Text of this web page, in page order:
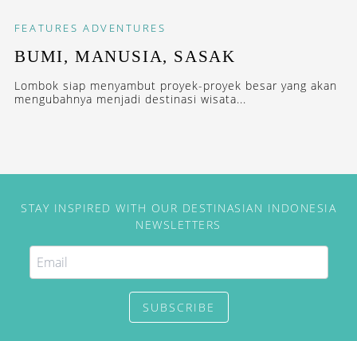
FEATURES ADVENTURES
BUMI, MANUSIA, SASAK
Lombok siap menyambut proyek-proyek besar yang akan
mengubahnya menjadi destinasi wisata...
STAY INSPIRED WITH OUR DESTINASIAN INDONESIA
NEWSLETTERS
SUBSCRIBE